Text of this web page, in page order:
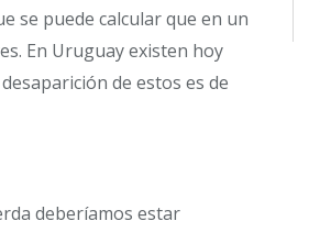
se puede calcular que en un
En Uruguay existen hoy
de estos es de
deberíamos estar